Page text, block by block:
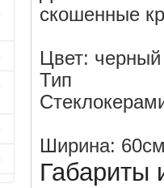
скошенные
Цвет: черный
Тип
Ширина:
Габариты